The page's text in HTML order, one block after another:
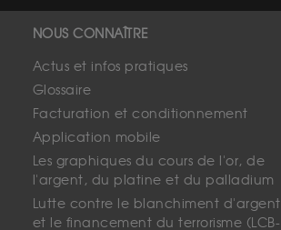
NOUS CONNAÎTRE
Actus et infos pratiques
Glossaire
Facturation et conditionnement
Application mobile
Les graphiques du cours de l'or, de
l'argent, du platine et du palladium
Lutte contre le blanchiment d'argent
et le financement du terrorisme (LCB-